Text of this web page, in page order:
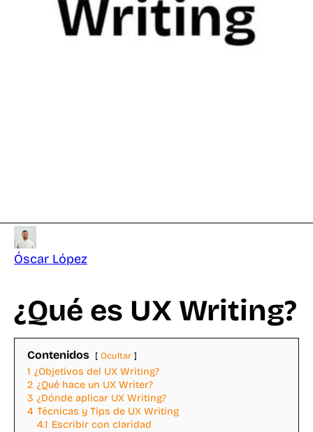
Óscar López
¿Qué es UX Writing?
Contenidos Ocultar
1 ¿Objetivos del UX Writing?
2 ¿Qué hace un UX Writer?
3 ¿Dónde aplicar UX Writing?
4 Técnicas y Tips de UX Writing
4.1 Escribir con claridad